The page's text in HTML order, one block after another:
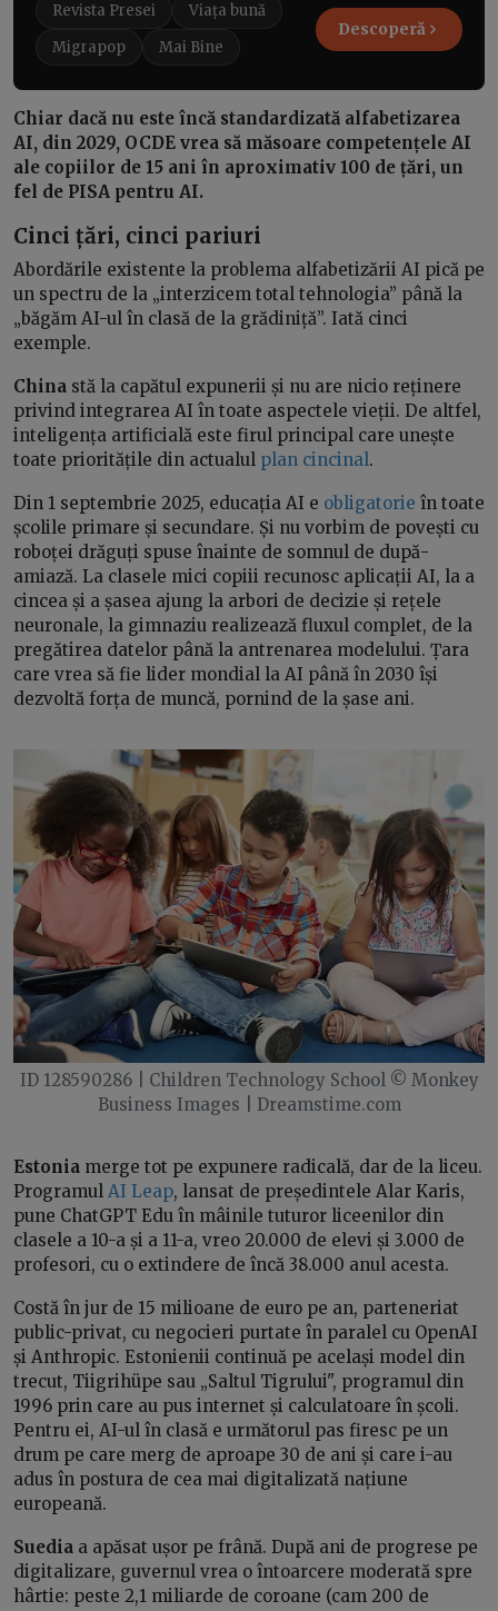
Revista Presei
Viața bună
Migrapop
Mai Bine
Descoperă
Chiar dacă nu este încă standardizată alfabetizarea
AI, din 2029, OCDE vrea să măsoare competențele AI
ale copiilor de 15 ani în aproximativ 100 de țări, un
fel de PISA pentru AI.
Cinci țări, cinci pariuri
Abordările existente la problema alfabetizării AI pică pe
un spectru de la „interzicem total tehnologia” până la
„băgăm AI-ul în clasă de la grădiniță”. Iată cinci
exemple.
China stă la capătul expunerii și nu are nicio reținere
privind integrarea AI în toate aspectele vieții. De altfel,
inteligența artificială este firul principal care unește
toate prioritățile din actualul plan cincinal.
Din 1 septembrie 2025, educația AI e obligatorie în toate
școlile primare și secundare. Și nu vorbim de povești cu
roboței drăguți spuse înainte de somnul de după-
amiază. La clasele mici copiii recunosc aplicații AI, la a
cincea și a șasea ajung la arbori de decizie și rețele
neuronale, la gimnaziu realizează fluxul complet, de la
pregătirea datelor până la antrenarea modelului. Țara
care vrea să fie lider mondial la AI până în 2030 își
dezvoltă forța de muncă, pornind de la șase ani.
ID 128590286 | Children Technology School © Monkey
Business Images | Dreamstime.com
Estonia merge tot pe expunere radicală, dar de la liceu.
Programul AI Leap, lansat de președintele Alar Karis,
pune ChatGPT Edu în mâinile tuturor liceenilor din
clasele a 10-a și a 11-a, vreo 20.000 de elevi și 3.000 de
profesori, cu o extindere de încă 38.000 anul acesta.
Costă în jur de 15 milioane de euro pe an, parteneriat
public-privat, cu negocieri purtate în paralel cu OpenAI
și Anthropic. Estonienii continuă pe același model din
trecut, Tiigrihüpe sau „Saltul Tigrului", programul din
1996 prin care au pus internet și calculatoare în școli.
Pentru ei, AI-ul în clasă e următorul pas firesc pe un
drum pe care merg de aproape 30 de ani și care i-au
adus în postura de cea mai digitalizată națiune
europeană.
Suedia a apăsat ușor pe frână. După ani de progrese pe
digitalizare, guvernul vrea o întoarcere moderată spre
hârtie: peste 2,1 miliarde de coroane (cam 200 de